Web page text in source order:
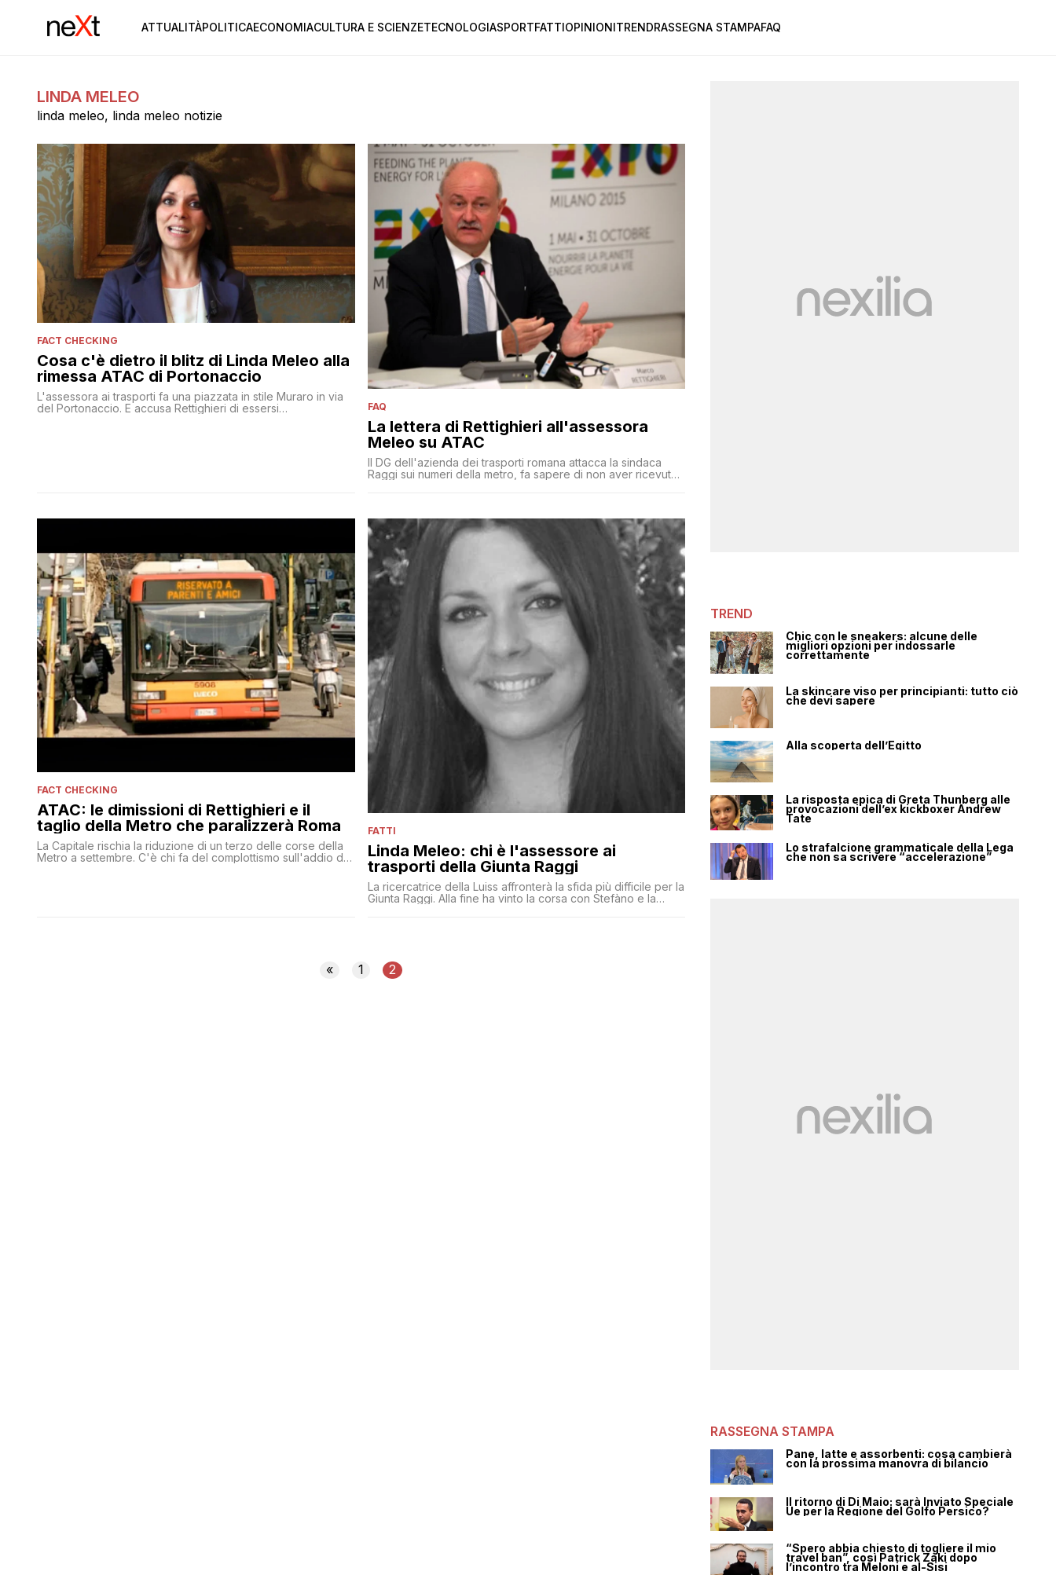
ATTUALITÀPOLITICAECONOMIACULTURA E SCIENZETECNOLOGIASPORTFATTIOPINIONITRENDRASSEGNA STAMPAFAQ
LINDA MELEO
linda meleo, linda meleo notizie
FACT CHECKING
Cosa c'è dietro il blitz di Linda Meleo alla
rimessa ATAC di Portonaccio
L'assessora ai trasporti fa una piazzata in stile Muraro in via
del Portonaccio. E accusa Rettighieri di essersi
FAQ
La lettera di Rettighieri all'assessora
Meleo su ATAC
Il DG dell'azienda dei trasporti romana attacca la sindaca
Raggi sui numeri della metro, fa sapere di non aver ricevuto
rimosso dal suo incarico
FACT CHECKING
ATAC: le dimissioni di Rettighieri e il
taglio della Metro che paralizzerà Roma
La Capitale rischia la riduzione di un terzo delle corse della
Metro a settembre. C'è chi fa del complottismo sull'addio del
FATTI
Linda Meleo: chi è l'assessore ai
trasporti della Giunta Raggi
La ricercatrice della Luiss affronterà la sfida più difficile per la
Giunta Raggi. Alla fine ha vinto la corsa con Stefàno e la
« 1 2
TREND
Chic con le sneakers: alcune delle
migliori opzioni per indossarle
correttamente
La skincare viso per principianti: tutto ciò
che devi sapere
Alla scoperta dell’Egitto
La risposta epica di Greta Thunberg alle
provocazioni dell’ex kickboxer Andrew
Tate
Lo strafalcione grammaticale della Lega
che non sa scrivere “accelerazione”
RASSEGNA STAMPA
Pane, latte e assorbenti: cosa cambierà
con la prossima manovra di bilancio
Il ritorno di Di Maio: sarà Inviato Speciale
Ue per la Regione del Golfo Persico?
“Spero abbia chiesto di togliere il mio
travel ban”, così Patrick Zaki dopo
l’incontro tra Meloni e al-Sisi